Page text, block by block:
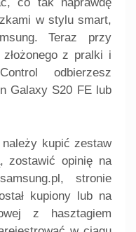
w stylu smart,
Teraz przy
z pralki i
odbierzesz
Galaxy S20 FE lub
kupić zestaw
zostawić opinię na
stronie
kupiony lub na
z hasztagiem